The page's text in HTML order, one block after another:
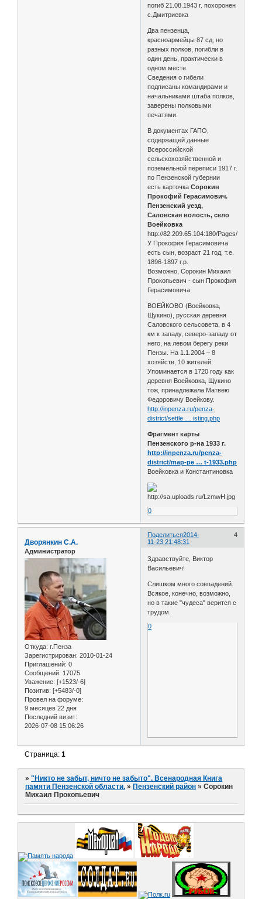
погиб 21.08.1943 г. похоронен
с.Дмитриевка
Два пензенца,
красноармейцы 87 сд, но
разных полков, погибли в
один день, практически в
одном месте.
Сведения о гибели
подписаны командирами и
начальниками штаба полков,
заверены полковыми
печатями.
В документах ГАПО,
содержащей данные
Всероссийской
сельскохозяйственной и
поземельной переписи 1917 г.
по Пензенской губернии
есть карточкаСорокин
Прокофий Герасимович.
Пензенский уезд,
Саловская волость, село
Воейковка
http://82.209.65.104:180/Pages/
У Прокофия Герасимовича
есть сын, возраст 21 год, т.е.
1896-1897 г.р.
Возможно, Сорокин Михаил
Прокопьевич - сын Прокофия
Герасимовича.
ВОЕЙКОВО (Воейковка,
Щукино), русская деревня
Саловского сельсовета, в 4
км к западу, северо-западу от
него, на левом берегу реки
Пензы. На 1.1.2004 – 8
хозяйств, 10 жителей.
Упоминается в 1720 году как
деревня Воейковка, Щукино
тож, принадлежала Матвею
Федоровичу Воейкову.
http://inpenza.ru/penza-
district/settle … isting.php
Фрагмент карты
Пензенского р-на 1933 г.
http://inpenza.ru/penza-
district/map-pe … t-1933.php
Воейковка и Константиновка
0
Поделиться 4
2014-
11-23 21:48:31
Дворянкин С.А.
Администратор
Откуда: г.Пенза
Зарегистрирован: 2010-01-24
Приглашений: 0
Сообщений: 17075
Уважение: [+1523/-6]
Позитив: [+5483/-0]
Провел на форуме:
9 месяцев 22 дня
Последний визит:
2026-07-08 15:06:26
Здравствуйте, Виктор
Васильевич!
Слишком много совпадений.
Всякое, конечно, возможно,
но в такие "чудеса" верится с
трудом.
0
Страница:1
»"Никто не забыт, ничто не забыто". Всенародная Книга
памяти Пензенской области. » Пензенский район »Сорокин
Михаил Прокопьевич